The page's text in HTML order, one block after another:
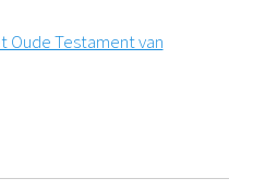
Oude Testament van